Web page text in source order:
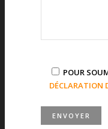
POUR
DÉCLARATION